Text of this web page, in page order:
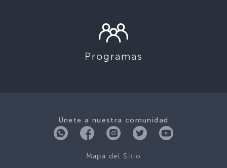
Programas
Únete a nuestra comunidad
Mapa del Sitio